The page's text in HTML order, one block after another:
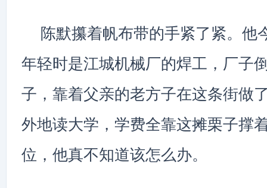
陈默攥着帆布带的手紧了紧。他
年轻时是江城机械厂的焊工，厂子
子，靠着父亲的老方子在这条街做
外地读大学，学费全靠这摊栗子撑
位，他真不知道该怎么办。